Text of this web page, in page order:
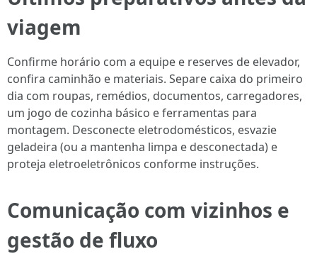
viagem
Confirme horário com a equipe e reserves de elevador,
confira caminhão e materiais. Separe caixa do primeiro
dia com roupas, remédios, documentos, carregadores,
um jogo de cozinha básico e ferramentas para
montagem. Desconecte eletrodomésticos, esvazie
geladeira (ou a mantenha limpa e desconectada) e
proteja eletroeletrônicos conforme instruções.
Comunicação com vizinhos e
gestão de fluxo